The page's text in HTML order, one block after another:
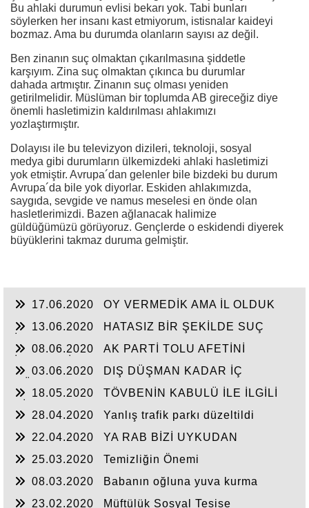
Bu ahlaki durumun evlisi bekarı yok. Tabi bunları
söylerken her insanı kast etmiyorum, istisnalar kaideyi
bozmaz. Ama bu durumda olanların sayısı az değil.
Ben zinanın suç olmaktan çıkarılmasına şiddetle
karşıyım. Zina suç olmaktan çıkınca bu durumlar
dahada artmıştır. Zinanın suç olması yeniden
getirilmelidir. Müslüman bir toplumda AB gireceğiz diye
önemli hasletimizin kaldırılması ahlakımızı
yozlaştırmıştır.
Dolayısı ile bu televizyon dizileri, teknoloji, sosyal
medya gibi durumların ülkemizdeki ahlaki hasletimizi
yok etmiştir. Avrupa´dan gelenler bile bizdeki bu durum
Avrupa´da bile yok diyorlar. Eskiden ahlakımızda,
saygıda, sevgide ve namus meselesi en önde olan
hasletlerimizdi. Bazen ağlanacak halimize
güldüğümüzü görüyoruz. Gençlerde o eskidendi diyerek
büyüklerini takmaz duruma gelmiştir.
17.06.2020
OY VERMEDİK AMA İL OLDUK
13.06.2020
HATASIZ BİR ŞEKİLDE SUÇ
08.06.2020
AK PARTİ TOLU AFETİNİ
03.06.2020
DIŞ DÜŞMAN KADAR İÇ
18.05.2020
TÖVBENİN KABULÜ İLE İLGİLİ
28.04.2020
Yanlış trafik parkı düzeltildi
22.04.2020
YA RAB BİZİ UYKUDAN
25.03.2020
Temizliğin Önemi
08.03.2020
Babanın oğluna yuva kurma
23.02.2020
Müftülük Sosyal Tesise